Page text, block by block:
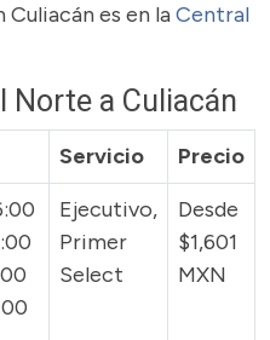
Culiacán es en laCentral
Norte a Culiacán
Servicio
Precio
Ejecutivo,
Primer
Select
Desde
$1,601
MXN